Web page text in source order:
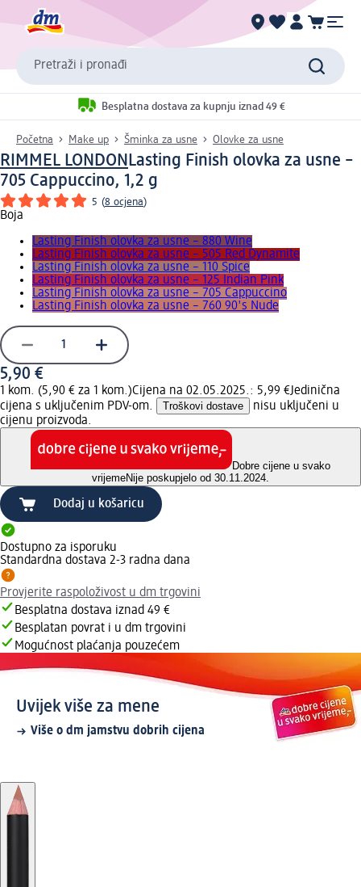
Pretraži i pronađi
Besplatna dostava za kupnju iznad 49 €
Početna Make up Šminka za usne Olovke za usne
RIMMEL LONDONLasting Finish olovka za usne –
705 Cappuccino, 1,2 g
5 (8 ocjena)
Boja
Lasting Finish olovka za usne – 880 Wine
Lasting Finish olovka za usne – 505 Red Dynamite
Lasting Finish olovka za usne – 110 Spice
Lasting Finish olovka za usne – 125 Indian Pink
Lasting Finish olovka za usne – 705 Cappuccino
Lasting Finish olovka za usne – 760 90's Nude
5,90 €
1 kom. (5,90 € za 1 kom.)Cijena na 02.05.2025.: 5,99 €Jedinična
cijena s uključenim PDV-om.
Troškovi dostave
nisu uključeni u
cijenu proizvoda.
Dobre cijene u svako
vrijemeNije poskupjelo od 30.11.2024.
Dodaj u košaricu
Dostupno za isporuku
Standardna dostava 2-3 radna dana
Provjerite raspoloživost u dm trgovini
Besplatna dostava iznad 49 €
Besplatan povrat i u dm trgovini
Mogućnost plaćanja pouzećem
Uvijek više za mene
Više o dm jamstvu dobrih cijena